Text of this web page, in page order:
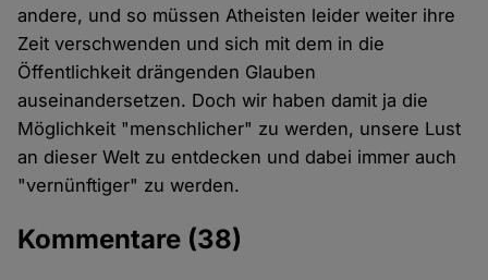
andere, und so müssen Atheisten leider weiter ihre
Zeit verschwenden und sich mit dem in die
Öffentlichkeit drängenden Glauben
auseinandersetzen. Doch wir haben damit ja die
Möglichkeit "menschlicher" zu werden, unsere Lust
an dieser Welt zu entdecken und dabei immer auch
"vernünftiger" zu werden.
Kommentare (38)